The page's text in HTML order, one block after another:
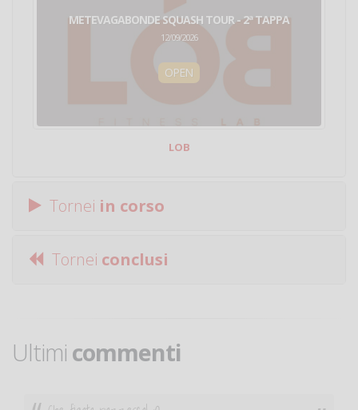
METEVAGABONDE SQUASH TOUR - 2ª TAPPA
12/09/2026
OPEN
LOB
Tornei in corso
Tornei conclusi
Ultimi commenti